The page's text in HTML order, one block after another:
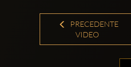
PRECEDENTE
VIDEO